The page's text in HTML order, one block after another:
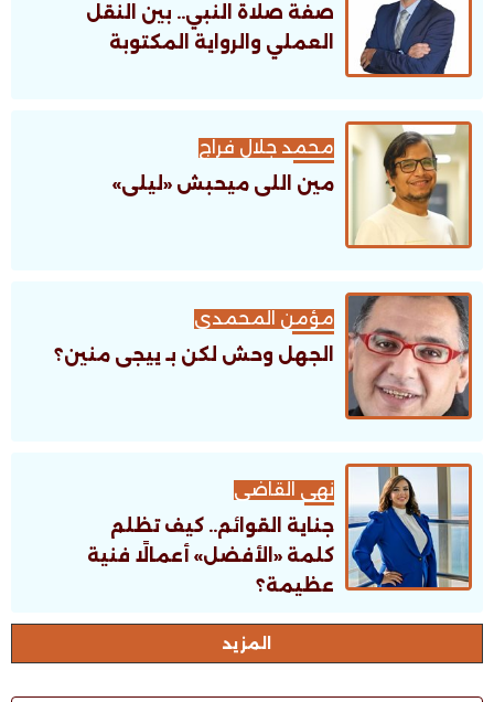
صفة صلاة النبي.. بين النقل
العملي والرواية المكتوبة
محمد جلال فراج
مين اللى ميحبش «ليلى»
مؤمن المحمدى
الجهل وحش لكن بـ ييجى منين؟
نهى القاضى
جناية القوائم.. كيف تظلم
كلمة «الأفضل» أعمالًا فنية
عظيمة؟
اﻟﻤﺰﻳﺪ